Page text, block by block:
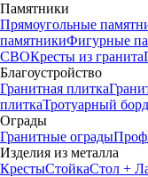
Памятники
Прямоугольные
памятникиФигурные
СВОКресты из гранита
Благоустройство
Гранитная плитка
плиткаТротуарный
Ограды
Гранитные ограды
Изделия из металла
КрестыСтойкаСтол +